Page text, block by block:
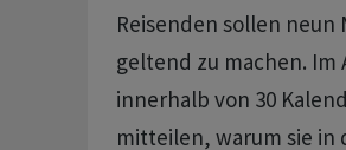
Reisenden sollen
geltend zu machen. Im
innerhalb von 30
mitteilen, warum sie in